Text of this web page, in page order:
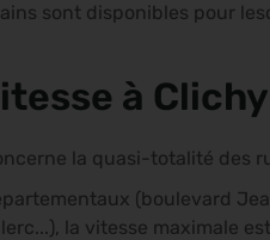
sont disponibles pour
à Clichy
la quasi-totalité des
(boulevard
la vitesse maximale